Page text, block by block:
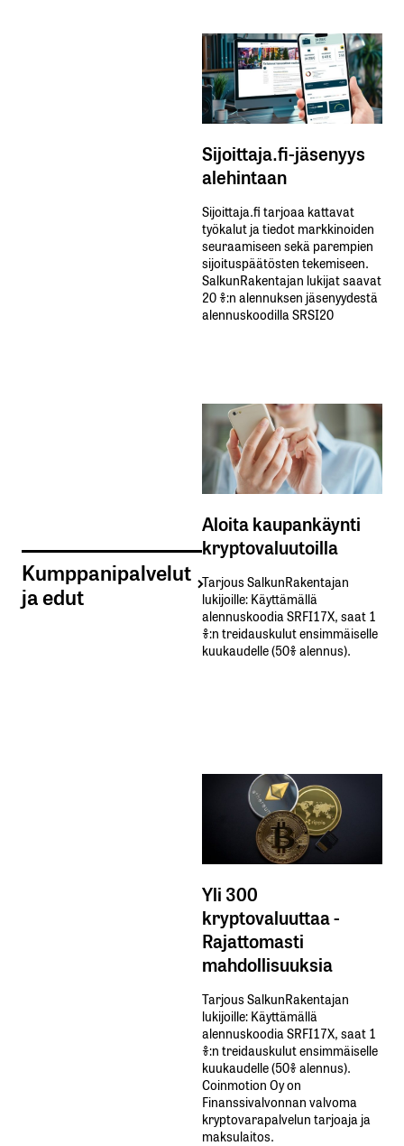
Kumppanipalvelut
ja edut
Sijoittaja.fi-jäsenyys
alehintaan
Sijoittaja.fi tarjoaa kattavat
työkalut ja tiedot markkinoiden
seuraamiseen sekä parempien
sijoituspäätösten tekemiseen.
SalkunRakentajan lukijat saavat
20 %:n alennuksen jäsenyydestä
alennuskoodilla SRSI20
Aloita kaupankäynti
kryptovaluutoilla
Tarjous SalkunRakentajan
lukijoille: Käyttämällä​ ​
alennuskoodia​ ​SRFI17X,​ ​saat​ ​1
%:n treidauskulut​ ​ensimmäiselle​ ​
kuukaudelle​ ​(50%​ ​alennus).
Yli 300
kryptovaluuttaa -
Rajattomasti
mahdollisuuksia
Tarjous SalkunRakentajan
lukijoille: Käyttämällä​ ​
alennuskoodia​ ​SRFI17X,​ ​saat​ ​1
%:n treidauskulut​ ​ensimmäiselle​ ​
kuukaudelle​ ​(50%​ ​alennus).
Coinmotion Oy on
Finanssivalvonnan valvoma
kryptovarapalvelun tarjoaja ja
maksulaitos.